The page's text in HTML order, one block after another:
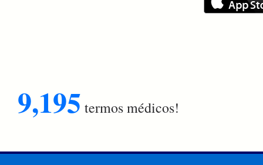
9,195 termos médicos!